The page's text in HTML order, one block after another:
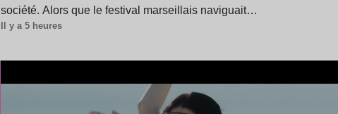
société. Alors que le festival marseillais naviguait…
Il y a 5 heures